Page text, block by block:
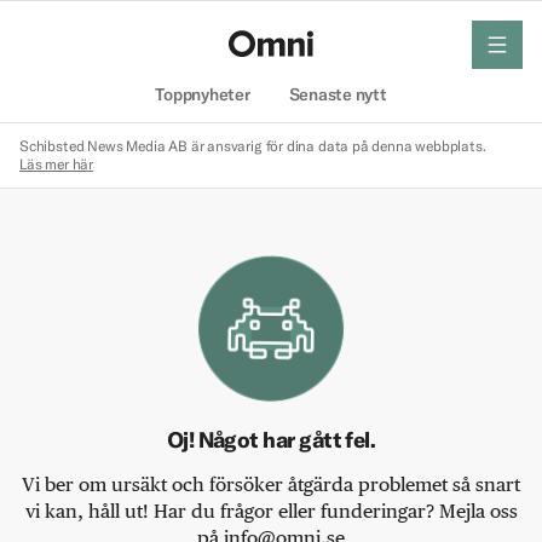
Toppnyheter Senaste nytt
meny
Schibsted News Media AB är ansvarig för dina data på denna webbplats.
Läs mer här
Oj! Något har gått fel.
Vi ber om ursäkt och försöker åtgärda problemet så snart
vi kan, håll ut! Har du frågor eller funderingar? Mejla oss